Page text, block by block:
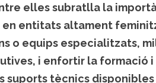
elles subratlla la
en entitats altament
o equips especialitzats,
i enfortir la formació
suports tècnics